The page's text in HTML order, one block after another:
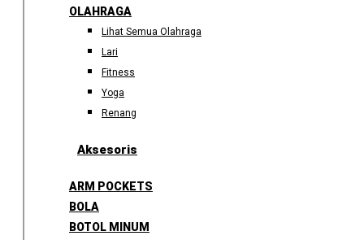
OLAHRAGA
Lihat Semua Olahraga
Lari
Fitness
Yoga
Renang
Aksesoris
ARM POCKETS
BOLA
BOTOL MINUM